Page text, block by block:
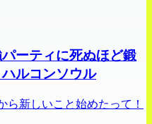
ーティに死ぬほど鍛
ルコンソウル
新しいこと始めたって！